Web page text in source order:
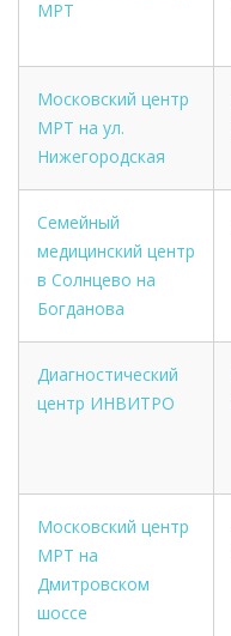
МРТ
Московский центр
МРТ на ул.
Нижегородская
Семейный
медицинский центр
в Солнцево на
Богданова
Диагностический
центр ИНВИТРО
Московский центр
МРТ на
Дмитровском
шоссе